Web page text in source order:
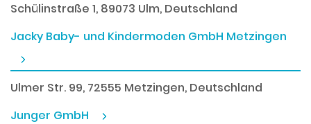
Schülinstraße 1, 89073 Ulm, Deutschland
Jacky Baby- und Kindermoden GmbH Metzingen
Ulmer Str. 99, 72555 Metzingen, Deutschland
Junger GmbH